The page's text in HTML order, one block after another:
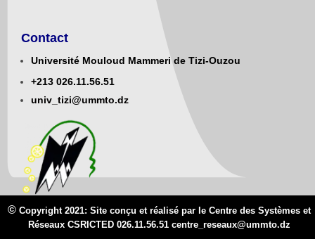
Contact
Université Mouloud Mammeri de Tizi-Ouzou
+213 026.11.56.51
univ_tizi@ummto.dz
© Copyright 2021: Site conçu et réalisé par le Centre des Systèmes et
Réseaux CSRICTED 026.11.56.51 centre_reseaux@ummto.dz